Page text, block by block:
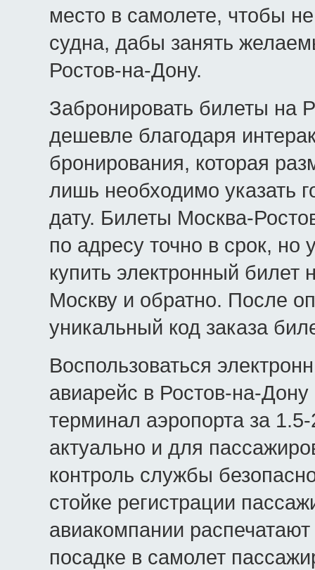
место в самолете, чтобы
судна, дабы занять
Ростов-на-Дону.
Забронировать билеты на
дешевле благодаря
бронирования, которая
лишь необходимо указать
дату. Билеты Москва-
по адресу точно в срок, но
купить электронный
Москву и обратно. После
уникальный код заказа
Воспользоваться
авиарейс в Ростов-на-
терминал аэропорта за
актуально и для
контроль службы
стойке регистрации
авиакомпании
посадке в самолет